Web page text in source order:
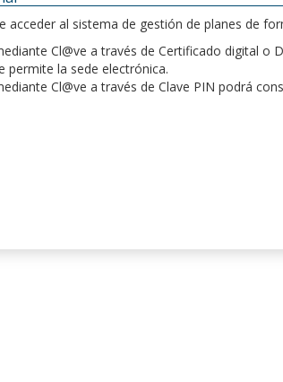
acceder al sistema de gestión de planes de
Cl@ve a través de Certificado digital
permite la sede electrónica.
Cl@ve a través de Clave PIN podrá